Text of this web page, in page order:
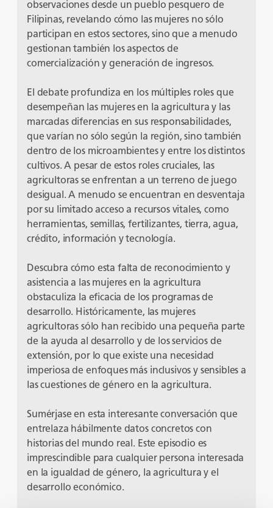
observaciones desde un pueblo pesquero de
Filipinas, revelando cómo las mujeres no sólo
participan en estos sectores, sino que a menudo
gestionan también los aspectos de
comercialización y generación de ingresos.
El debate profundiza en los múltiples roles que
desempeñan las mujeres en la agricultura y las
marcadas diferencias en sus responsabilidades,
que varían no sólo según la región, sino también
dentro de los microambientes y entre los distintos
cultivos. A pesar de estos roles cruciales, las
agricultoras se enfrentan a un terreno de juego
desigual. A menudo se encuentran en desventaja
por su limitado acceso a recursos vitales, como
herramientas, semillas, fertilizantes, tierra, agua,
crédito, información y tecnología.
Descubra cómo esta falta de reconocimiento y
asistencia a las mujeres en la agricultura
obstaculiza la eficacia de los programas de
desarrollo. Históricamente, las mujeres
agricultoras sólo han recibido una pequeña parte
de la ayuda al desarrollo y de los servicios de
extensión, por lo que existe una necesidad
imperiosa de enfoques más inclusivos y sensibles a
las cuestiones de género en la agricultura.
Sumérjase en esta interesante conversación que
entrelaza hábilmente datos concretos con
historias del mundo real. Este episodio es
imprescindible para cualquier persona interesada
en la igualdad de género, la agricultura y el
desarrollo económico.